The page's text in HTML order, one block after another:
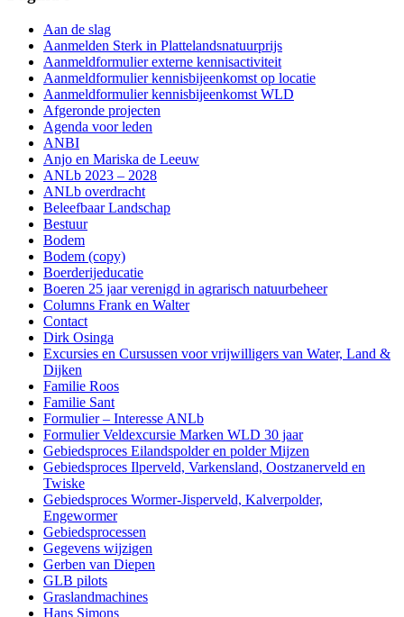
Aan de slag
Aanmelden Sterk in Plattelandsnatuurprijs
Aanmeldformulier externe kennisactiviteit
Aanmeldformulier kennisbijeenkomst op locatie
Aanmeldformulier kennisbijeenkomst WLD
Afgeronde projecten
Agenda voor leden
ANBI
Anjo en Mariska de Leeuw
ANLb 2023 – 2028
ANLb overdracht
Beleefbaar Landschap
Bestuur
Bodem
Bodem (copy)
Boerderijeducatie
Boeren 25 jaar verenigd in agrarisch natuurbeheer
Columns Frank en Walter
Contact
Dirk Osinga
Excursies en Cursussen voor vrijwilligers van Water, Land &
Dijken
Familie Roos
Familie Sant
Formulier – Interesse ANLb
Formulier Veldexcursie Marken WLD 30 jaar
Gebiedsproces Eilandspolder en polder Mijzen
Gebiedsproces Ilperveld, Varkensland, Oostzanerveld en
Twiske
Gebiedsproces Wormer-Jisperveld, Kalverpolder,
Engewormer
Gebiedsprocessen
Gegevens wijzigen
Gerben van Diepen
GLB pilots
Graslandmachines
Hans Simons